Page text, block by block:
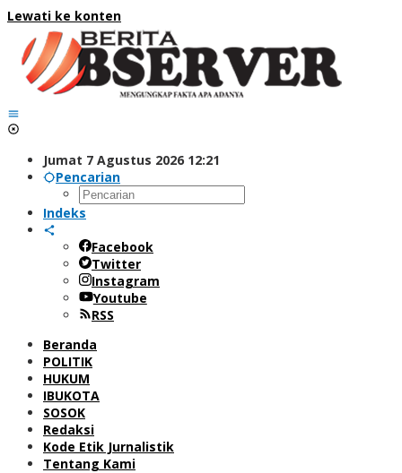
Lewati ke konten
Jumat 7 Agustus 2026 12:21
Pencarian
Indeks
Facebook
Twitter
Instagram
Youtube
RSS
Beranda
POLITIK
HUKUM
IBUKOTA
SOSOK
Redaksi
Kode Etik Jurnalistik
Tentang Kami